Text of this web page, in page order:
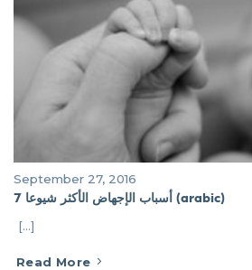
September 27, 2016
أسباب الإجهاض الأكثر شيوعا 7 (arabic)
[...]
Read More